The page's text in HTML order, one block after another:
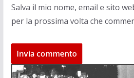
Salva il mio nome, email e sito
per la prossima volta che